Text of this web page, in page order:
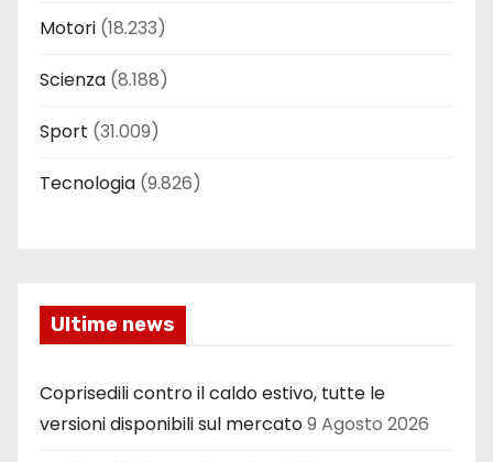
Motori (18.233)
Scienza (8.188)
Sport (31.009)
Tecnologia (9.826)
Ultime news
Coprisedili contro il caldo estivo, tutte le
versioni disponibili sul mercato9 Agosto 2026